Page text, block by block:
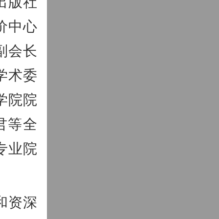
中心
会长
术委
院院
等全
业院
资深